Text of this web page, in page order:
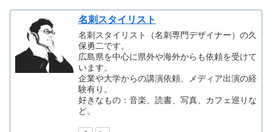
名刺スタイリスト
名刺スタイリスト（名刺専門デザイナー）の久
保勇二です。
広島県を中心に県外や海外からも依頼を受けて
います。
企業や大学からの講演依頼、メディア出演の経
験有り。
好きなもの：音楽、読書、写真、カフェ巡りな
ど。